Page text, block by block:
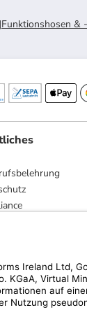
|Funktionshosen &